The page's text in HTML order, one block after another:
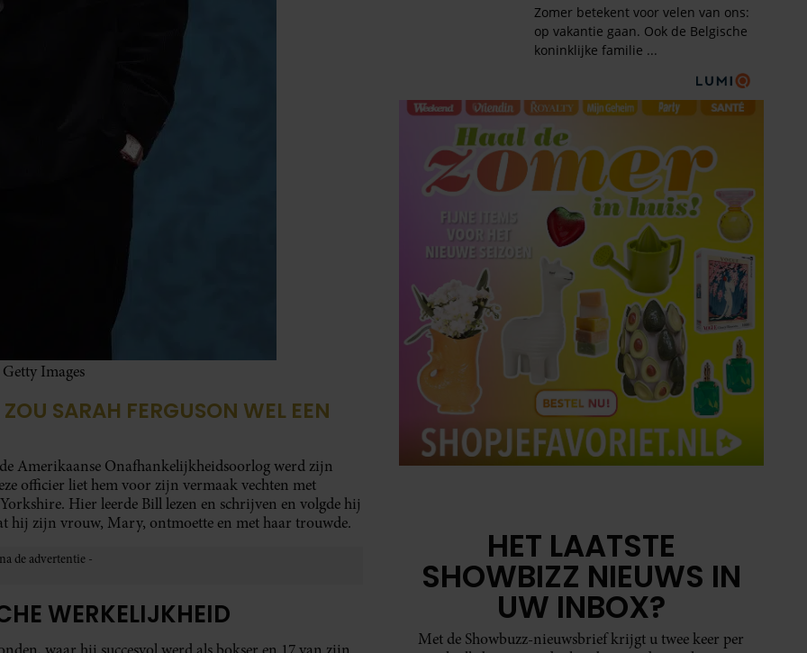
Images
SARAH FERGUSON WEL EEN
Amerikaanse Onafhankelijkheidsoorlog werd zijn
officier liet hem voor zijn vermaak vechten met
Hier leerde Bill lezen en schrijven en volgde hij
hij zijn vrouw, Mary, ontmoette en met haar trouwde.
WERKELIJKHEID
HET LAATSTE
SHOWBIZZ NIEUWS IN
UW INBOX?
Met de Showbuzz-nieuwsbrief krijgt u twee keer per